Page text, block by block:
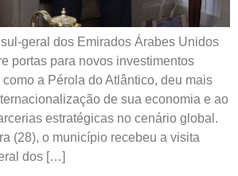
geral dos Emirados Árabes Unidos
portas para novos investimentos
a Pérola do Atlântico, deu mais
de sua economia e ao
estratégicas no cenário global.
(28), o município recebeu a visita
dos […]